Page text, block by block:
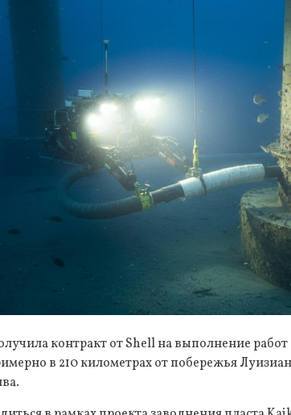
контракт от Shell на выполнение
в 210 километрах от побережья